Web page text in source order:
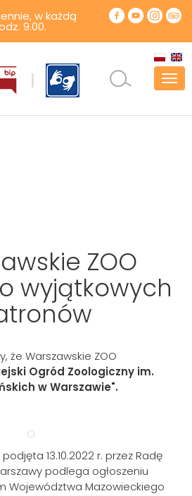
w każdą
9.00.
ZOO
wyjątkowych
że Warszawskie ZOO
Ogród Zoologiczny im.
w Warszawie".
13.10.2022 r. przez Radę
podlega ogłoszeniu
Województwa Mazowieckiego